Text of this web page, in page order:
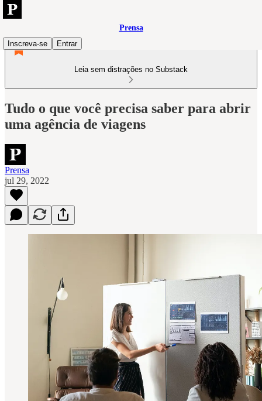
Prensa
Inscreva-se
Entrar
Leia sem distrações no Substack
Tudo o que você precisa saber para abrir
uma agência de viagens
Prensa
jul 29, 2022